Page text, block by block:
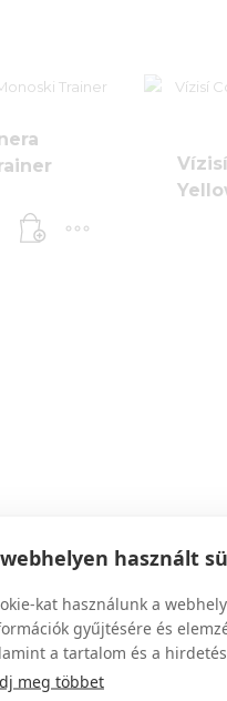
használt
kat használunk a
gyűjtésére és
a tartalom és a
meg többet